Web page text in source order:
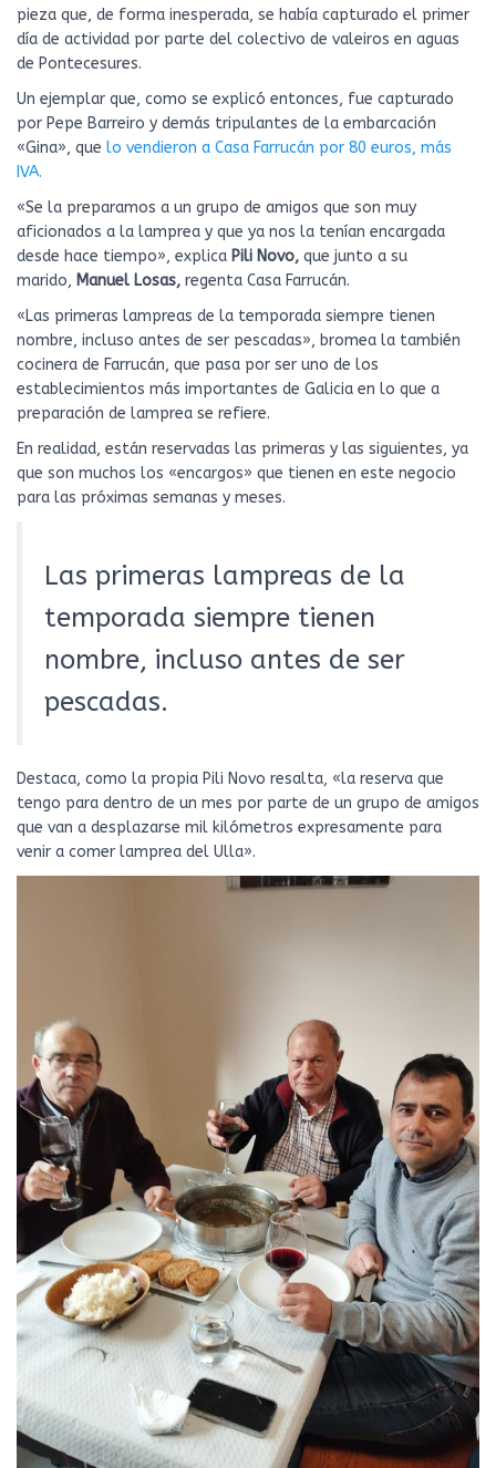
pieza que, de forma inesperada, se había capturado el primer
día de actividad por parte del colectivo de valeiros en aguas
de Pontecesures.
Un ejemplar que, como se explicó entonces, fue capturado
por Pepe Barreiro y demás tripulantes de la embarcación
«Gina», que lo vendieron a Casa Farrucán por 80 euros, más
IVA.
«Se la preparamos a un grupo de amigos que son muy
aficionados a la lamprea y que ya nos la tenían encargada
desde hace tiempo», explica Pili Novo, que junto a su
marido, Manuel Losas, regenta Casa Farrucán.
«Las primeras lampreas de la temporada siempre tienen
nombre, incluso antes de ser pescadas», bromea la también
cocinera de Farrucán, que pasa por ser uno de los
establecimientos más importantes de Galicia en lo que a
preparación de lamprea se refiere.
En realidad, están reservadas las primeras y las siguientes, ya
que son muchos los «encargos» que tienen en este negocio
para las próximas semanas y meses.
Las primeras lampreas de la
temporada siempre tienen
nombre, incluso antes de ser
pescadas.
Destaca, como la propia Pili Novo resalta, «la reserva que
tengo para dentro de un mes por parte de un grupo de amigos
que van a desplazarse mil kilómetros expresamente para
venir a comer lamprea del Ulla».